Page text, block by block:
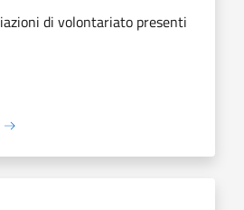
di volontariato presenti